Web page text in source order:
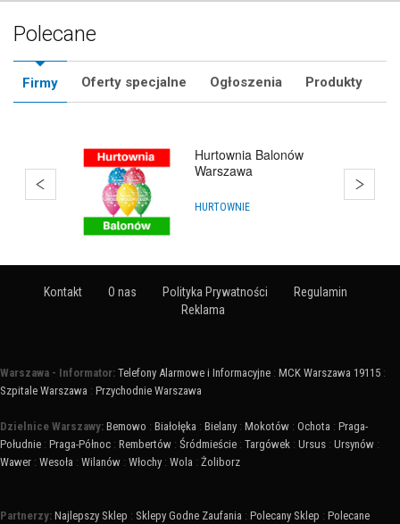
Polecane
Firmy Oferty specjalne Ogłoszenia Produkty
Bańki Mydlane
HURTOWNIE
Kontakt O nas Polityka Prywatności
Regulamin
Reklama
Warszawa - Informator: Telefony Alarmowe i Informacyjne : MCK Warszawa 19115 :
Szpitale Warszawa : Przychodnie Warszawa
Dzielnice Warszawy: Bemowo : Białołęka : Bielany : Mokotów : Ochota : Praga-
Południe : Praga-Północ : Rembertów : Śródmieście : Targówek : Ursus : Ursynów :
Wawer : Wesoła : Wilanów : Włochy : Wola : Żoliborz
Partnerzy: Najlepszy Sklep : Sklepy Godne Zaufania : Polecany Sklep : Polecane